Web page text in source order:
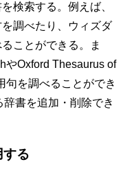
検索する。例えば、
調べたり、ウィズダ
ことができる。ま
やOxford Thesaurus of
句を調べることができ
書を追加・削除でき
る